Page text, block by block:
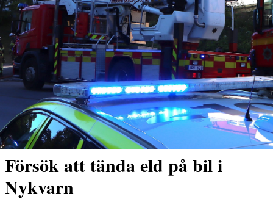
Försök att tända eld på bil i
Nykvarn